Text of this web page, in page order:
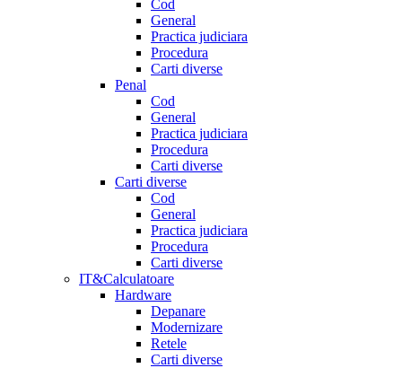
Cod
General
Practica judiciara
Procedura
Carti diverse
Penal
Cod
General
Practica judiciara
Procedura
Carti diverse
Carti diverse
Cod
General
Practica judiciara
Procedura
Carti diverse
IT&Calculatoare
Hardware
Depanare
Modernizare
Retele
Carti diverse